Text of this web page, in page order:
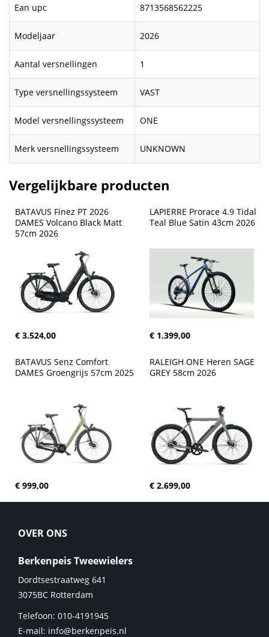
Ean upc 8713568562225
Modeljaar 2026
Aantal versnellingen 1
Type versnellingssysteem VAST
Model versnellingssysteem ONE
Merk versnellingssysteem UNKNOWN
Vergelijkbare producten
BATAVUS Finez PT 2026
DAMES Volcano Black Matt
57cm 2026
€ 3.524,00
LAPIERRE Prorace 4.9 Tidal
Teal Blue Satin 43cm 2026
€ 1.399,00
BATAVUS Senz Comfort
DAMES Groengrijs 57cm 2025
€ 999,00
RALEIGH ONE Heren SAGE
GREY 58cm 2026
€ 2.699,00
OVER ONS
Berkenpeis Tweewielers
Dordtsestraatweg 641
3075BC Rotterdam
Telefoon: 010-4191945
E-mail: info@berkenpeis.nl